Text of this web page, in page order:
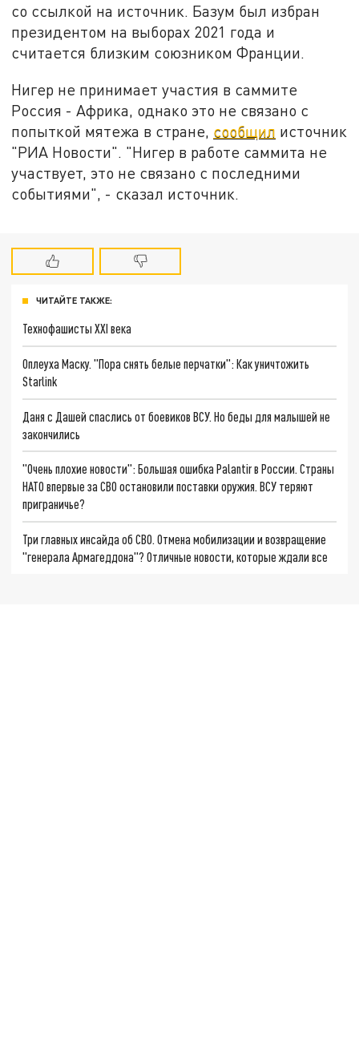
со ссылкой на источник. Базум был избран
президентом на выборах 2021 года и
считается близким союзником Франции.
Нигер не принимает участия в саммите
Россия - Африка, однако это не связано с
попыткой мятежа в стране, сообщил источник
"РИА Новости". "Нигер в работе саммита не
участвует, это не связано с последними
событиями", - сказал источник.
ЧИТАЙТЕ ТАКЖЕ:
Технофашисты XXI века
Оплеуха Маску. "Пора снять белые перчатки": Как уничтожить
Starlink
Даня с Дашей спаслись от боевиков ВСУ. Но беды для малышей не
закончились
"Очень плохие новости": Большая ошибка Palantir в России. Страны
НАТО впервые за СВО остановили поставки оружия. ВСУ теряют
приграничье?
Три главных инсайда об СВО. Отмена мобилизации и возвращение
"генерала Армагеддона"? Отличные новости, которые ждали все